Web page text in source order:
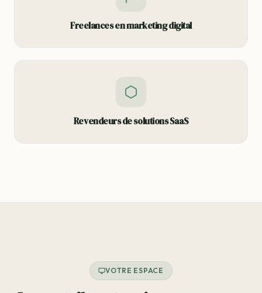
Freelances en marketing digital
Revendeurs de solutions SaaS
VOTRE ESPACE